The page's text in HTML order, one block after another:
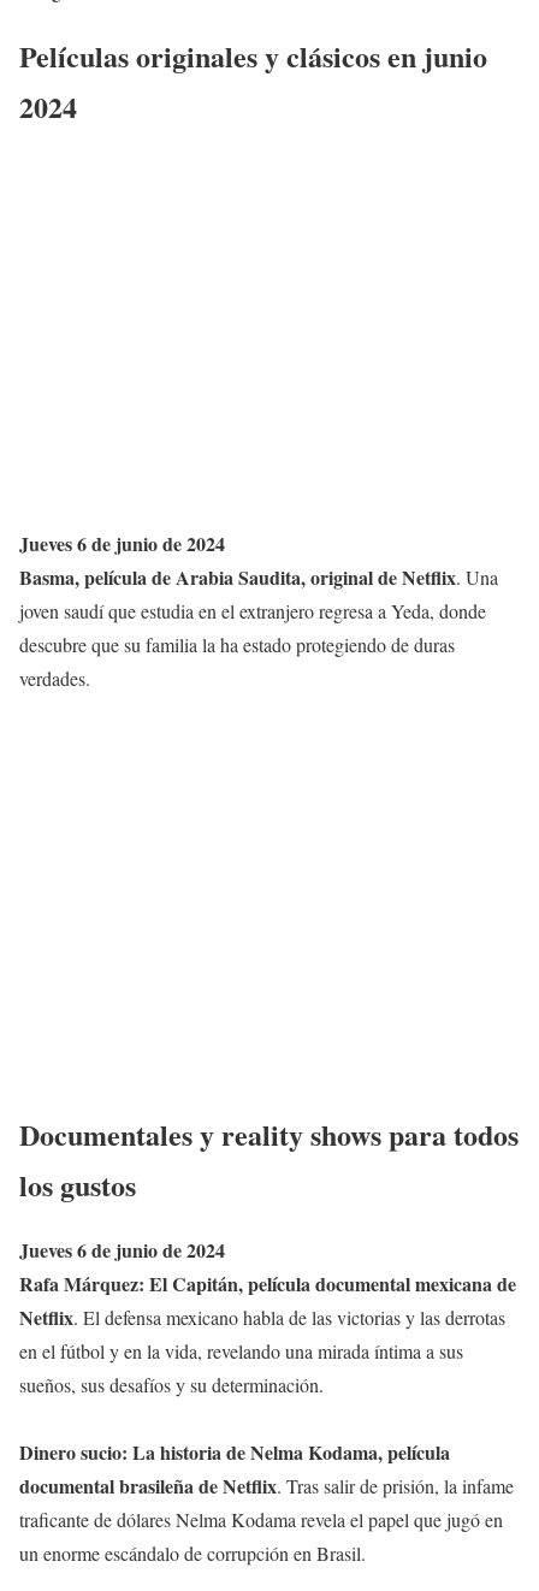
Películas originales y clásicos en junio
2024
Jueves 6 de junio de 2024
Basma, película de Arabia Saudita, original de Netflix. Una
joven saudí que estudia en el extranjero regresa a Yeda, donde
descubre que su familia la ha estado protegiendo de duras
verdades.
Documentales y reality shows para todos
los gustos
Jueves 6 de junio de 2024
Rafa Márquez: El Capitán, película documental mexicana de
Netflix. El defensa mexicano habla de las victorias y las derrotas
en el fútbol y en la vida, revelando una mirada íntima a sus
sueños, sus desafíos y su determinación.
Dinero sucio: La historia de Nelma Kodama, película
documental brasileña de Netflix. Tras salir de prisión, la infame
traficante de dólares Nelma Kodama revela el papel que jugó en
un enorme escándalo de corrupción en Brasil.